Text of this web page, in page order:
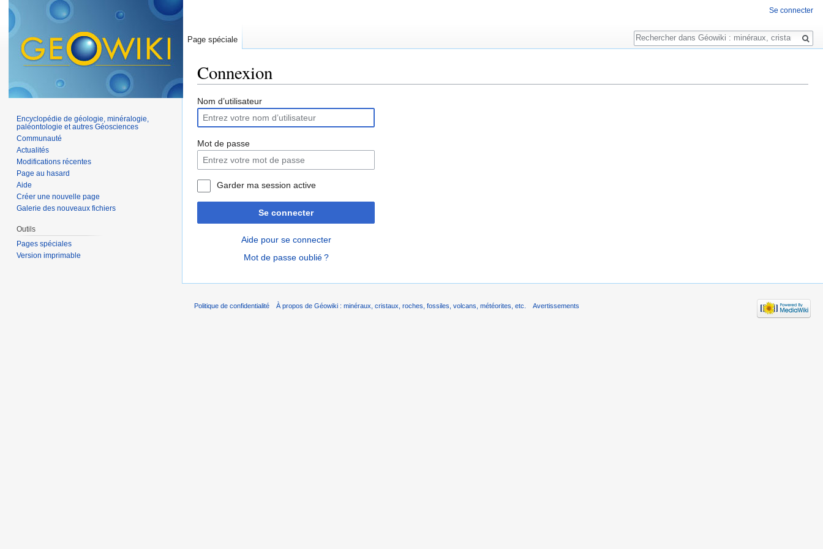
Connexion
Nom d’utilisateur
Mot de passe
Garder ma session active
Se connecter
Aide pour se connecter
Mot de passe oublié ?
Se connecter
Page spéciale
Rechercher
Encyclopédie de géologie, minéralogie,
paléontologie et autres Géosciences
Communauté
Actualités
Modifications récentes
Page au hasard
Aide
Créer une nouvelle page
Galerie des nouveaux fichiers
Outils
Pages spéciales
Version imprimable
Politique de confidentialité À propos de Géowiki : minéraux, cristaux, roches, fossiles, volcans, météorites, etc. Avertissements